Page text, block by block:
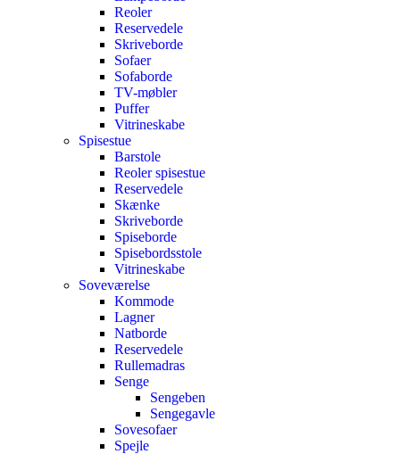
Reoler
Reservedele
Skriveborde
Sofaer
Sofaborde
TV-møbler
Puffer
Vitrineskabe
Spisestue
Barstole
Reoler spisestue
Reservedele
Skænke
Skriveborde
Spiseborde
Spisebordsstole
Vitrineskabe
Soveværelse
Kommode
Lagner
Natborde
Reservedele
Rullemadras
Senge
Sengeben
Sengegavle
Sovesofaer
Spejle